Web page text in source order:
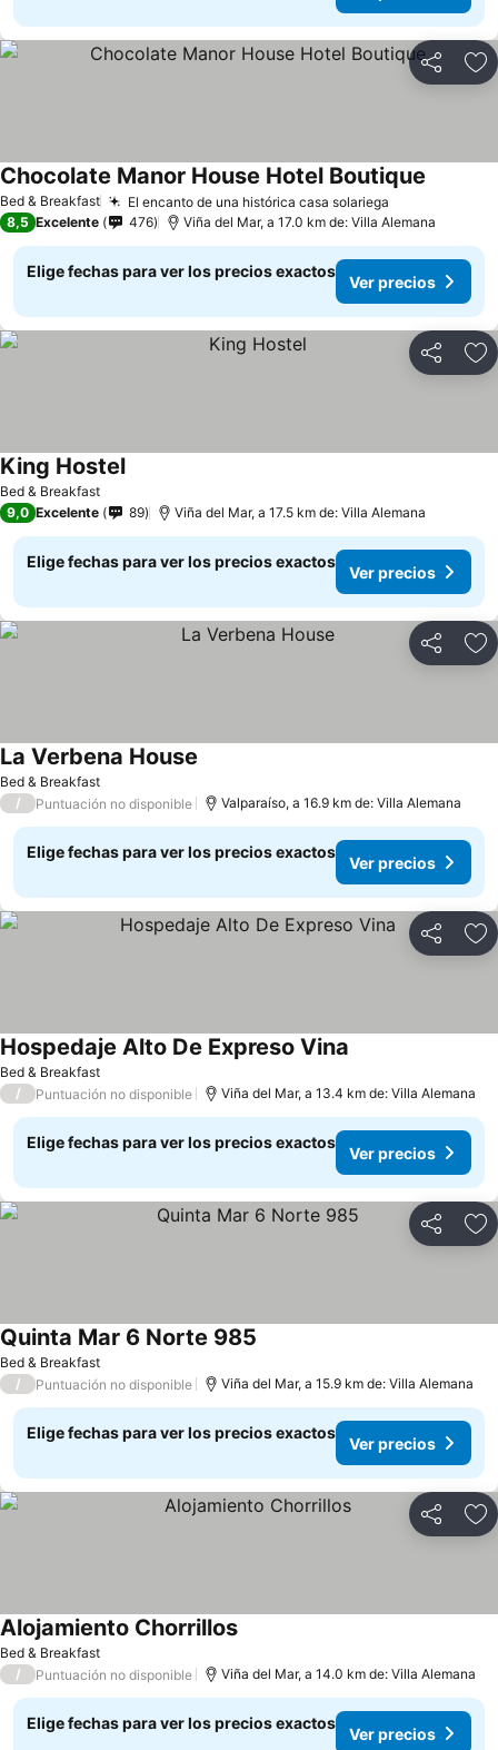
Compartir
Bed & Breakfast El encanto de una histórica casa solariega
Chocolate Manor House Hotel Boutique
8,5 Excelente 476 Viña del Mar, a 17.0 km de: Villa Alemana
Elige fechas para ver los precios exactos
Ver precios
Compartir
Bed & Breakfast
King Hostel
9,0 Excelente 89 Viña del Mar, a 17.5 km de: Villa Alemana
Elige fechas para ver los precios exactos
Ver precios
Compartir
Bed & Breakfast
La Verbena House
/ Puntuación no disponible Valparaíso, a 16.9 km de: Villa Alemana
Elige fechas para ver los precios exactos
Ver precios
Compartir
Bed & Breakfast
Hospedaje Alto De Expreso Vina
/ Puntuación no disponible Viña del Mar, a 13.4 km de: Villa Alemana
Elige fechas para ver los precios exactos
Ver precios
Compartir
Bed & Breakfast
Quinta Mar 6 Norte 985
/ Puntuación no disponible Viña del Mar, a 15.9 km de: Villa Alemana
Elige fechas para ver los precios exactos
Ver precios
Compartir
Bed & Breakfast
Alojamiento Chorrillos
/ Puntuación no disponible Viña del Mar, a 14.0 km de: Villa Alemana
Elige fechas para ver los precios exactos
Ver precios